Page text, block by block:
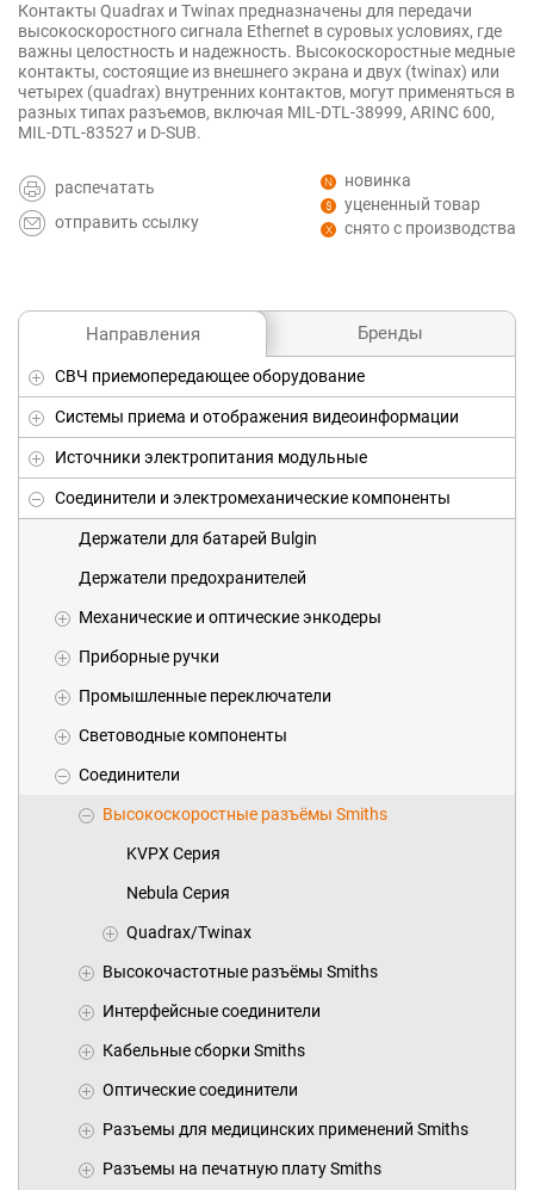
Направления Бренды
СВЧ приемопередающее оборудование
Системы приема и отображения видеоинформации
Источники электропитания модульные
Соединители и электромеханические компоненты
Держатели для батарей Bulgin
Держатели предохранителей
Механические и оптические энкодеры
Приборные ручки
Промышленные переключатели
Световодные компоненты
Соединители
Высокоскоростные разъёмы Smiths
KVPX Серия
Nebula Серия
Quadrax/Twinax
Высокочастотные разъёмы Smiths
Интерфейсные соединители
Кабельные сборки Smiths
Оптические соединители
Разъемы для медицинских применений Smiths
Разъемы на печатную плату Smiths
Контакты Quadrax и Twinax предназначены для передачи
высокоскоростного сигнала Ethernet в суровых условиях, где
важны целостность и надежность. Высокоскоростные медные
контакты, состоящие из внешнего экрана и двух (twinax) или
четырех (quadrax) внутренних контактов, могут применяться в
разных типах разъемов, включая MIL-DTL-38999, ARINC 600,
MIL-DTL-83527 и D-SUB.
распечатать
отправить ссылку
новинка
уцененный товар
снято с производства